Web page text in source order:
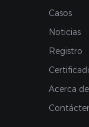
Casos
Noticias
Registro
Acerca